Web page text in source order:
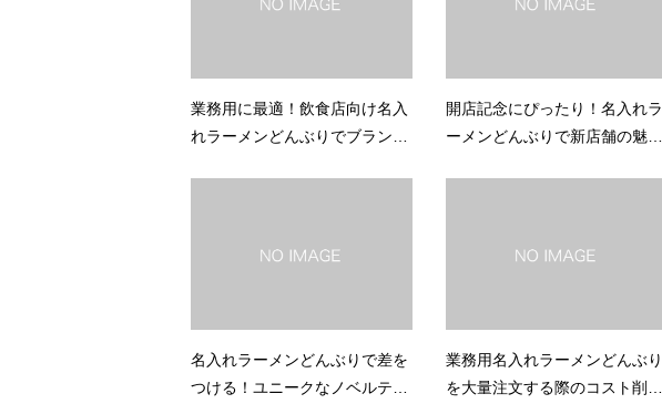
業務用に最適！飲食店向け名入
れラーメンどんぶりでブランド
開店記念にぴったり！名入れラ
ーメンどんぶりで新店舗の魅力
名入れラーメンどんぶりで差を
つける！ユニークなノベルティ
業務用名入れラーメンどんぶり
を大量注文する際のコスト削減